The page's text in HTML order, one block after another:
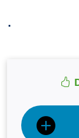
.